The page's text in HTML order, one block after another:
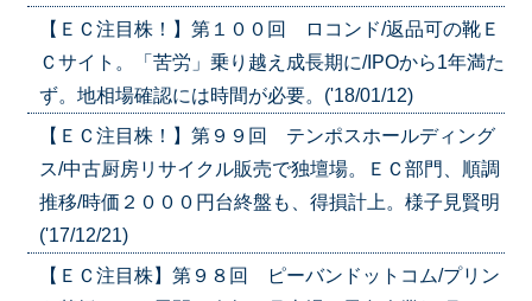
【ＥＣ注目株！】第１００回 ロコンド/返品可の靴Ｅ
Ｃサイト。「苦労」乗り越え成長期に/IPOから1年満た
ず。地相場確認には時間が必要。('18/01/12)
【ＥＣ注目株！】第９９回 テンポスホールディング
ス/中古厨房リサイクル販売で独壇場。ＥＣ部門、順調
推移/時価２０００円台終盤も、得損計上。様子見賢明
('17/12/21)
【ＥＣ注目株】第９８回 ピーバンドットコム/プリン